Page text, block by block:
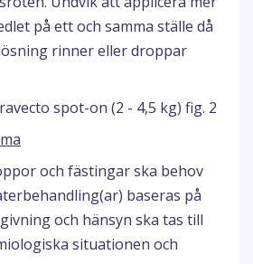
på ett och samma ställe då
rinner eller droppar
och fästingar ska behov
baseras på
och hänsyn ska tas till
situationen och